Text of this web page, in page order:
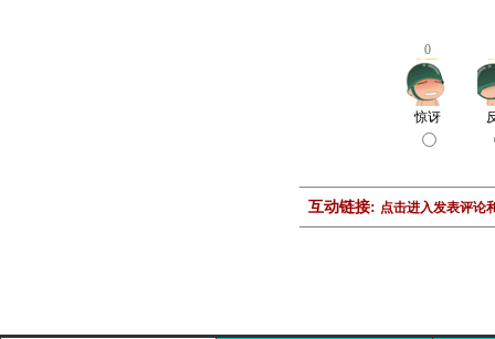
0
惊讶
互动链接: 点击进入发表评论